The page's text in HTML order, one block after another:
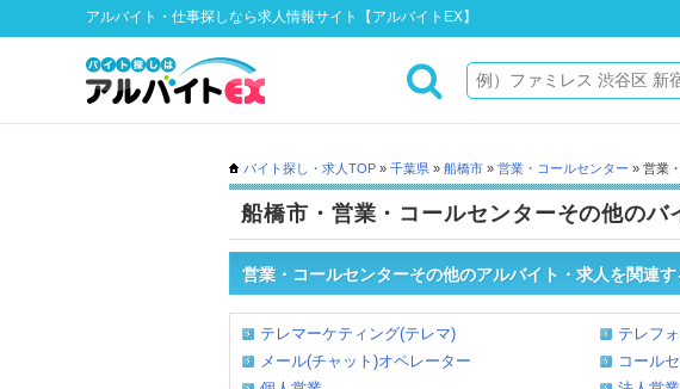
アルバイト・仕事探しなら求人情報サイト【アルバイトEX】
バイト探し・求人TOP » 千葉県 » 船橋市 » 営業・コールセンター » 営業
船橋市・営業・コールセンターその他のバ
営業・コールセンターその他のアルバイト・求人を関連
テレマーケティング(テレマ)
テレフ
メール(チャット)オペレーター
コール